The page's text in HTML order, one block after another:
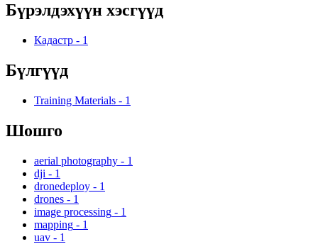
Бүрэлдэхүүн хэсгүүд
Кадастр - 1
Бүлгүүд
Training Materials - 1
Шошго
aerial photography - 1
dji - 1
dronedeploy - 1
drones - 1
image processing - 1
mapping - 1
uav - 1